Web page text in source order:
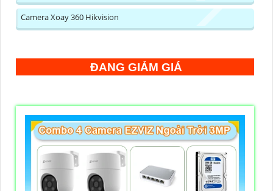
Camera Xoay 360 Hikvision
ĐANG GIẢM GIÁ